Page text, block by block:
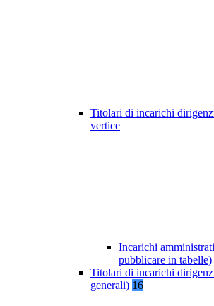
Titolari di incarichi
vertice
Incarichi
pubblicare in tabelle)
Titolari di incarichi
generali) 16